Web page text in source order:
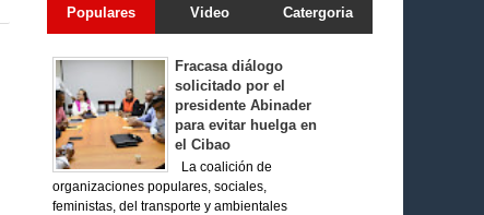
Populares Video Catergoria
Fracasa diálogo
solicitado por el
presidente Abinader
para evitar huelga en
el Cibao
La coalición de
organizaciones populares, sociales,
feministas, del transporte y ambientales